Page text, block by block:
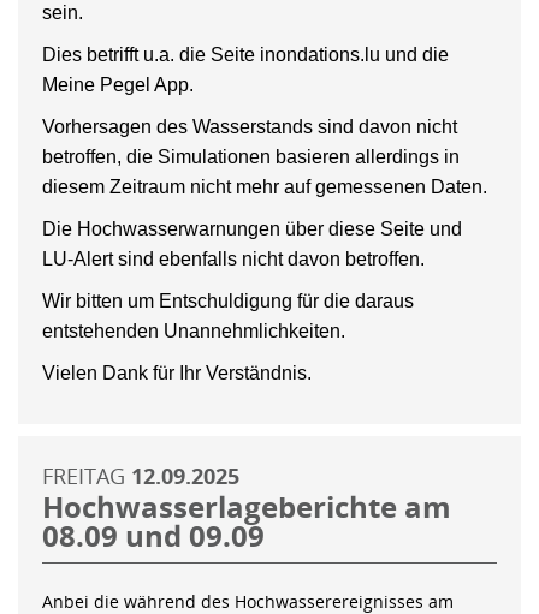
sein.
Dies betrifft u.a. die Seite inondations.lu und die
Meine Pegel App.
Vorhersagen des Wasserstands sind davon nicht
betroffen, die Simulationen basieren allerdings in
diesem Zeitraum nicht mehr auf gemessenen Daten.
Die Hochwasserwarnungen über diese Seite und
LU-Alert sind ebenfalls nicht davon betroffen.
Wir bitten um Entschuldigung für die daraus
entstehenden Unannehmlichkeiten.
Vielen Dank für Ihr Verständnis.
FREITAG 12.09.2025
Hochwasserlageberichte am
08.09 und 09.09
Anbei die während des Hochwasserereignisses am